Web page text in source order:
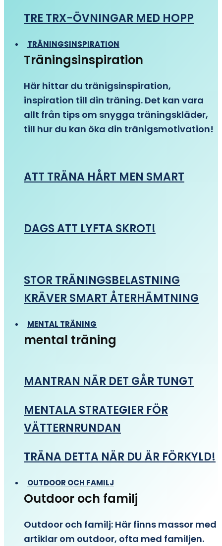
TRE TRX-ÖVNINGAR MED HOPP
TRÄNINGSINSPIRATION
Träningsinspiration
Här hittar du tränigsinspiration,
inspiration till din träning. Det kan vara
allt från tips om snygga träningskläder,
till hur du kan öka din tränigsmotivation!
ATT TRÄNA HÅRT MEN SMART
DAGS ATT LYFTA SKROT!
STOR TRÄNINGSBELASTNING
KRÄVER SMART ÅTERHÄMTNING
MENTAL TRÄNING
mental träning
MANTRAN NÄR DET GÅR TUNGT
MENTALA STRATEGIER FÖR
VÄTTERNRUNDAN
TRÄNA DETTA NÄR DU ÄR FÖRKYLD!
OUTDOOR OCH FAMILJ
Outdoor och familj
Outdoor och familj: Här finns massor med
artiklar om outdoor, ofta med familjen.